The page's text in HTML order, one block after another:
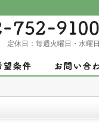
定休日： 毎週火曜日・水曜日